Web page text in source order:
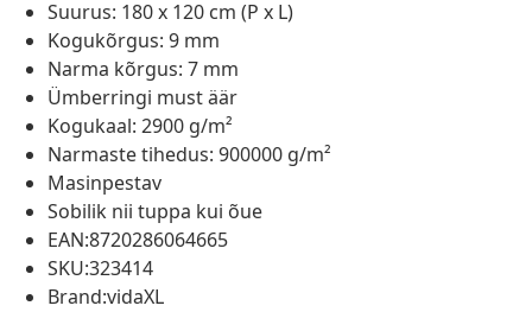
Suurus: 180 x 120 cm (P x L)
Kogukõrgus: 9 mm
Narma kõrgus: 7 mm
Ümberringi must äär
Kogukaal: 2900 g/m²
Narmaste tihedus: 900000 g/m²
Masinpestav
Sobilik nii tuppa kui õue
EAN:8720286064665
SKU:323414
Brand:vidaXL